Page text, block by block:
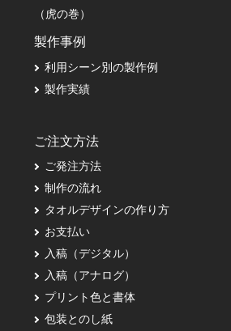
（虎の巻）
製作事例
利用シーン別の製作例
製作実績
ご注文方法
ご発注方法
制作の流れ
タオルデザインの作り方
お支払い
入稿（デジタル）
入稿（アナログ）
プリント色と書体
包装とのし紙